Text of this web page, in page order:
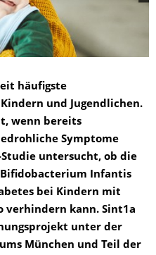
häufigste
und Jugendlichen.
wenn bereits
Symptome
Studie untersucht, ob die
Bifidobacterium Infantis
bei Kindern mit
verhindern kann. Sint1a
unter der
München und Teil der